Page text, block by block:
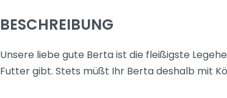
BESCHREIBUNG
Unsere liebe gute Berta ist die fleißigste
Futter gibt. Stets müßt Ihr Berta deshalb mit